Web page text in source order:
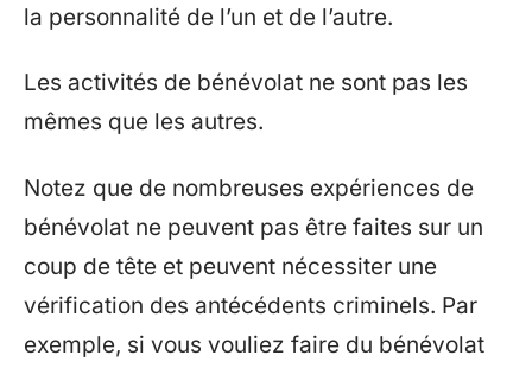
la personnalité de l’un et de l’autre.
Les activités de bénévolat ne sont pas les
mêmes que les autres.
Notez que de nombreuses expériences de
bénévolat ne peuvent pas être faites sur un
coup de tête et peuvent nécessiter une
vérification des antécédents criminels. Par
exemple, si vous vouliez faire du bénévolat